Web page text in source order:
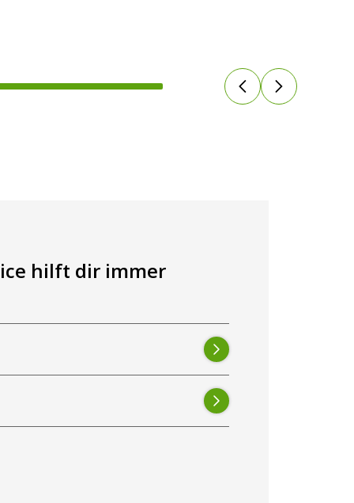
hilft dir immer